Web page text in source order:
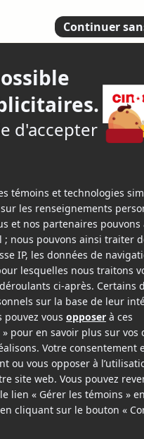
66
Panorama-
« Thor est donc plus